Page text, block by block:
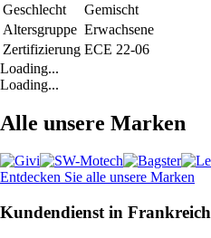
Geschlecht
Gemischt
Altersgruppe Erwachsene
Zertifizierung ECE 22-06
Loading...
Loading...
Alle unsere Marken
Entdecken Sie alle unsere Marken
Kundendienst in Frankreich